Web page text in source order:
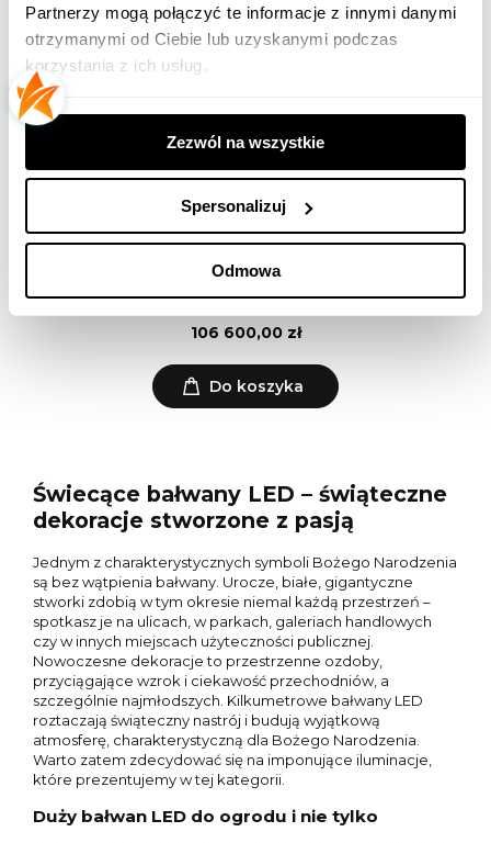
Partnerzy mogą połączyć te informacje z innymi danymi
otrzymanymi od Ciebie lub uzyskanymi podczas
korzystania z ich usług.
Zezwól na wszystkie
Spersonalizuj
Odmowa
Bałwan z Przejściem NL-EFP-23-19-003 - 600 CM
106 600,00 zł
Do koszyka
Świecące bałwany LED – świąteczne
dekoracje stworzone z pasją
Jednym z charakterystycznych symboli Bożego Narodzenia
są bez wątpienia bałwany. Urocze, białe, gigantyczne
stworki zdobią w tym okresie niemal każdą przestrzeń –
spotkasz je na ulicach, w parkach, galeriach handlowych
czy w innych miejscach użyteczności publicznej.
Nowoczesne dekoracje to przestrzenne ozdoby,
przyciągające wzrok i ciekawość przechodniów, a
szczególnie najmłodszych. Kilkumetrowe bałwany LED
roztaczają świąteczny nastrój i budują wyjątkową
atmosferę, charakterystyczną dla Bożego Narodzenia.
Warto zatem zdecydować się na imponujące iluminacje,
które prezentujemy w tej kategorii.
Duży bałwan LED do ogrodu i nie tylko